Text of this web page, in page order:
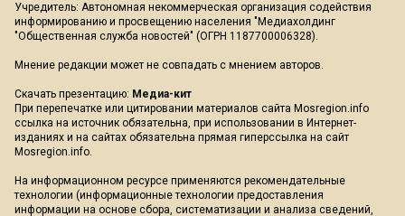
Учредитель: Автономная некоммерческая организация содействия
информированию и просвещению населения "Медиахолдинг
"Общественная служба новостей" (ОГРН 1187700006328).
Мнение редакции может не совпадать с мнением авторов.
Скачать презентацию: Медиа-кит
При перепечатке или цитировании материалов сайта Mosregion.info
ссылка на источник обязательна, при использовании в Интернет-
изданиях и на сайтах обязательна прямая гиперссылка на сайт
Mosregion.info.
На информационном ресурсе применяются рекомендательные
технологии (информационные технологии предоставления
информации на основе сбора, систематизации и анализа сведений,